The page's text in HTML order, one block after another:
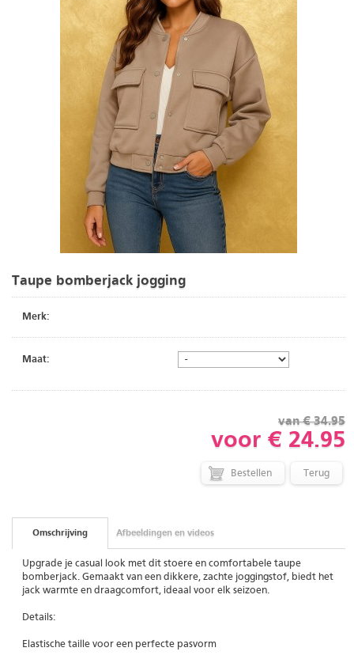
Taupe bomberjack jogging
Merk:
Maat:
van € 34.95
voor € 24.95
Terug
Omschrijving Afbeeldingen en videos
Upgrade je casual look met dit stoere en comfortabele taupe
bomberjack. Gemaakt van een dikkere, zachte joggingstof, biedt het
jack warmte en draagcomfort, ideaal voor elk seizoen.
Details:
Elastische taille voor een perfecte pasvorm